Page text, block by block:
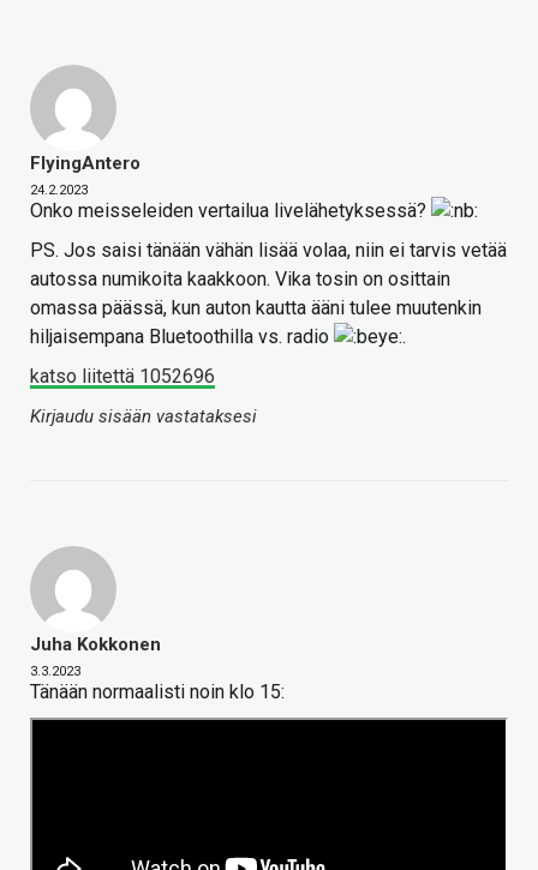
FlyingAntero
24.2.2023
Onko meisseleiden vertailua livelähetyksessä?
PS. Jos saisi tänään vähän lisää volaa, niin ei tarvis vetää
autossa numikoita kaakkoon. Vika tosin on osittain
omassa päässä, kun auton kautta ääni tulee muutenkin
hiljaisempana Bluetoothilla vs. radio
.
katso liitettä 1052696
Kirjaudu sisään vastataksesi
Juha Kokkonen
3.3.2023
Tänään normaalisti noin klo 15: